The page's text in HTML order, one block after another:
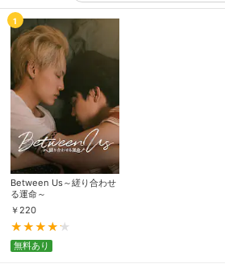
1
Between Us～縒り合わせ
る運命～
￥ 220
無料あり